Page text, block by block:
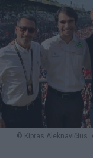
© Kipras Aleknavičius.